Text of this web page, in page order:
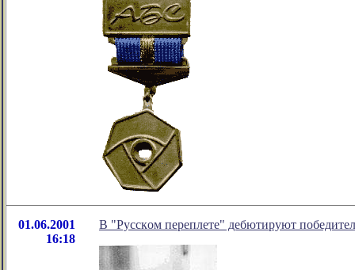
01.06.2001
16:18
В "Русскoм переплете" дебютируют